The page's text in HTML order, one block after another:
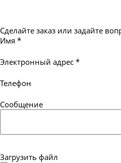
Сделайте заказ или задайте
Имя *
Электронный адрес *
Телефон
Сообщение
Загрузить файл